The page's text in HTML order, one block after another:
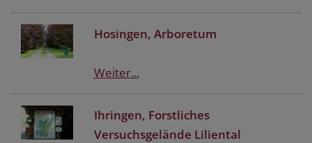
Hosingen, Arboretum
Weiter...
Ihringen, Forstliches
Versuchsgelände Liliental